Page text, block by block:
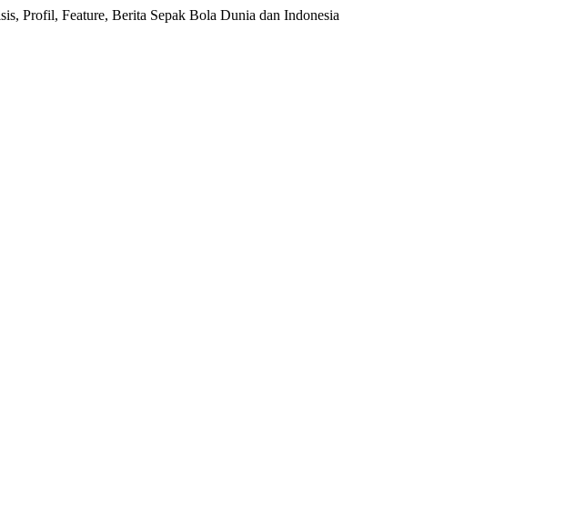
Profil, Feature, Berita Sepak Bola Dunia dan Indonesia